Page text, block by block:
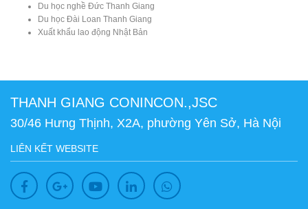
Du học nghề Đức Thanh Giang
Du học Đài Loan Thanh Giang
Xuất khẩu lao động Nhật Bản
THANH GIANG CONINCON.,JSC
30/46 Hưng Thịnh, X2A, phường Yên Sở, Hà Nội
LIÊN KẾT WEBSITE